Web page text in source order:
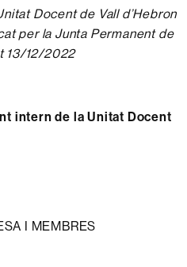
Docent de Vall d’Hebron
per la Junta Permanent de
13/12/2022
intern de la Unitat Docent
I MEMBRES